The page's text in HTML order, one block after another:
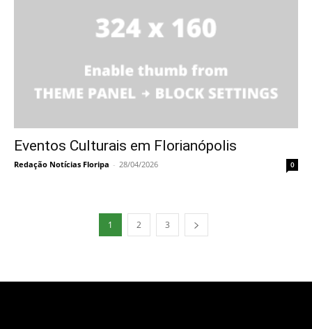
Eventos Culturais em Florianópolis
Redação Notícias Floripa - 28/04/2026 0
1 2 3